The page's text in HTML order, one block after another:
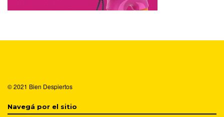
© 2021 Bien Despiertos
Navegá por el sitio